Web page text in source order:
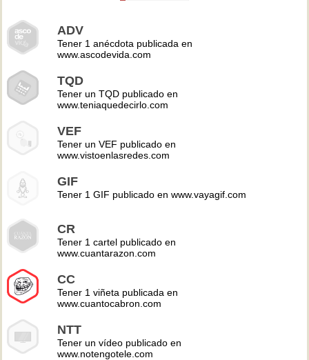
ADV
Tener 1 anécdota publicada en
www.ascodevida.com
TQD
Tener un TQD publicado en
www.teniaquedecirlo.com
VEF
Tener un VEF publicado en
www.vistoenlasredes.com
GIF
Tener 1 GIF publicado en www.vayagif.com
CR
Tener 1 cartel publicado en
www.cuantarazon.com
CC
Tener 1 viñeta publicada en
www.cuantocabron.com
NTT
Tener un vídeo publicado en
www.notengotele.com